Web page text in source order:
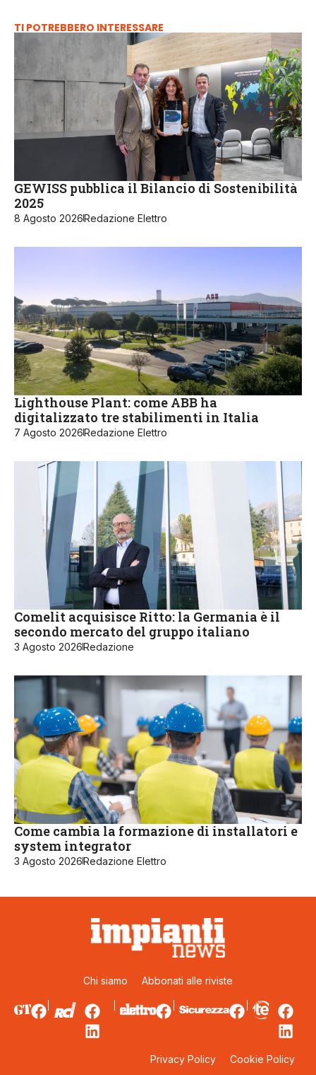
TI POTREBBERO INTERESSARE
GEWISS pubblica il Bilancio di Sostenibilità
2025
8 Agosto 2026Redazione Elettro
Lighthouse Plant: come ABB ha
digitalizzato tre stabilimenti in Italia
7 Agosto 2026Redazione Elettro
Comelit acquisisce Ritto: la Germania è il
secondo mercato del gruppo italiano
3 Agosto 2026Redazione
Come cambia la formazione di installatori e
system integrator
3 Agosto 2026Redazione Elettro
Chi siamo Abbonati alle riviste
Privacy Policy Cookie Policy